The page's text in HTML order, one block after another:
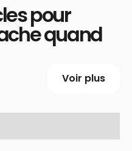
pour
quand
Voir plus